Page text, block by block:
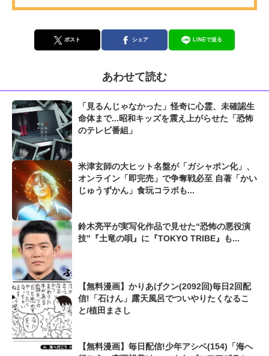
ポスト シェア LINEで送る
あわせて読む
「見るんじゃなかった」怪奇に心霊、未確認生
命体まで...昭和キッズを震え上がらせた「恐怖
のテレビ番組」
米津玄師の大ヒット名盤が「ガシャポン化」、
オンライン「即完売」で争奪戦必至 自著「かい
じゅうずかん」食玩コラボも...
鈴木亮平が実写化作品で見せた“恐怖の悪役演
技”『土竜の唄』に『TOKYO TRIBE』も...
【無料漫画】かりあげクン(2092回)毎日2回配
信!「石けん」露天風呂でついやりたくなるこ
と/植田まさし
【無料漫画】毎日配信!少年アシベ(154)「海へ